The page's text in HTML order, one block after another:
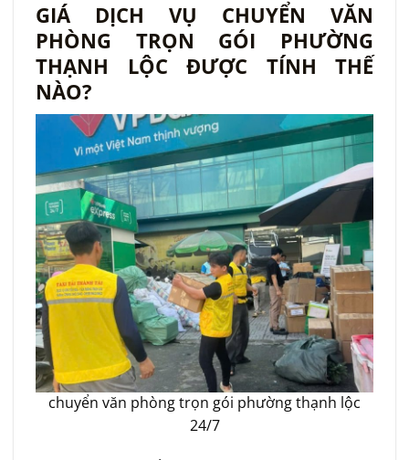
GIÁ DỊCH VỤ CHUYỂN VĂN
PHÒNG TRỌN GÓI PHƯỜNG
THẠNH LỘC ĐƯỢC TÍNH THẾ
NÀO?
chuyển văn phòng trọn gói phường thạnh lộc
24/7